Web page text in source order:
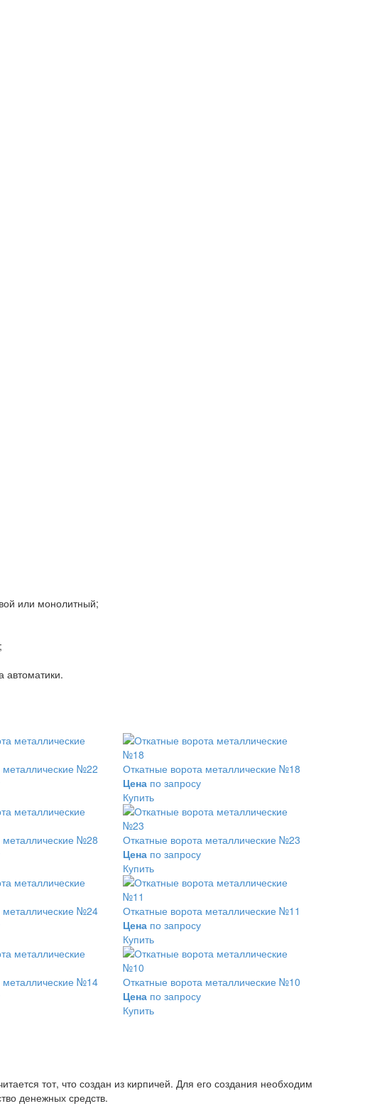
или монолитный;
автоматики.
металлические №22
Откатные ворота металлические №18
Цена по запросу
Купить
металлические №28
Откатные ворота металлические №23
Цена по запросу
Купить
металлические №24
Откатные ворота металлические №11
Цена по запросу
Купить
металлические №14
Откатные ворота металлические №10
Цена по запросу
Купить
тот, что создан из кирпичей. Для его создания необходим
денежных средств.